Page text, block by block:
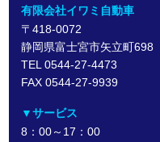
有限会社イワミ自動車
〒418-0072
静岡県富士宮市矢立町698
TEL 0544-27-4473
FAX 0544-27-9939
▼サービス
8：00～17：00